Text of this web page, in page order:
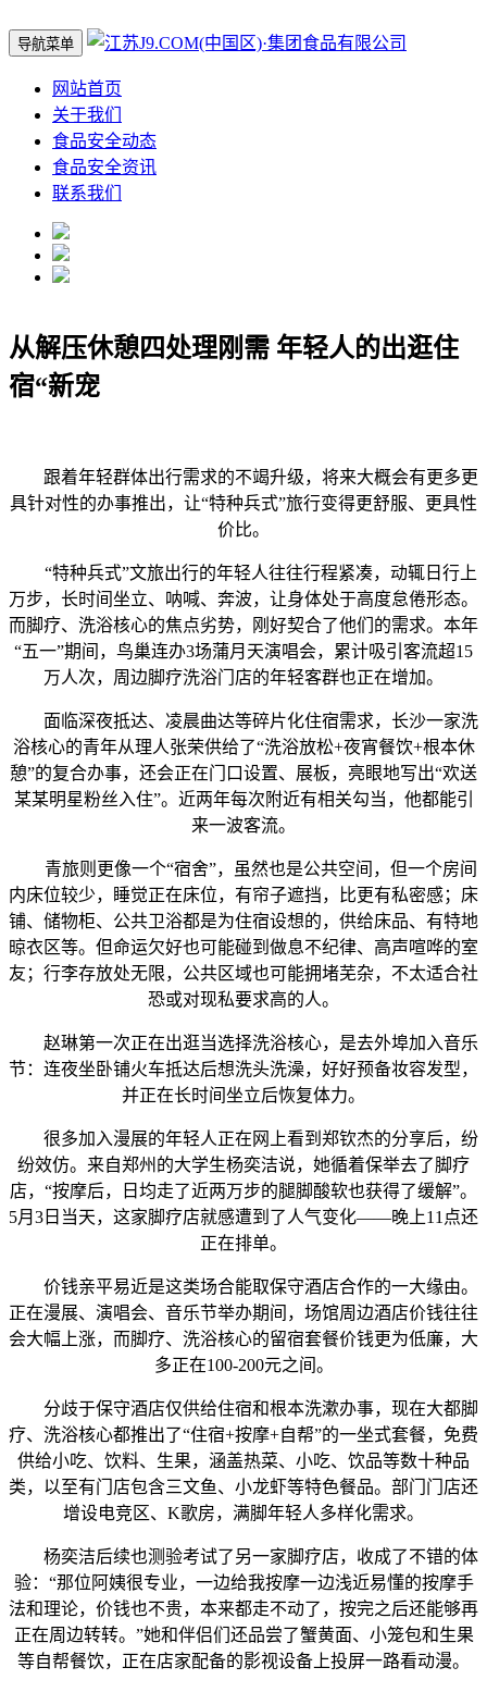
导航菜单
网站首页
关于我们
食品安全动态
食品安全资讯
联系我们
从解压休憩四处理刚需 年轻人的出逛住
宿“新宠
跟着年轻群体出行需求的不竭升级，将来大概会有更多更
具针对性的办事推出，让“特种兵式”旅行变得更舒服、更具性
价比。
“特种兵式”文旅出行的年轻人往往行程紧凑，动辄日行上
万步，长时间坐立、呐喊、奔波，让身体处于高度怠倦形态。
而脚疗、洗浴核心的焦点劣势，刚好契合了他们的需求。本年
“五一”期间，鸟巢连办3场蒲月天演唱会，累计吸引客流超15
万人次，周边脚疗洗浴门店的年轻客群也正在增加。
面临深夜抵达、凌晨曲达等碎片化住宿需求，长沙一家洗
浴核心的青年从理人张荣供给了“洗浴放松+夜宵餐饮+根本休
憩”的复合办事，还会正在门口设置、展板，亮眼地写出“欢送
某某明星粉丝入住”。近两年每次附近有相关勾当，他都能引
来一波客流。
青旅则更像一个“宿舍”，虽然也是公共空间，但一个房间
内床位较少，睡觉正在床位，有帘子遮挡，比更有私密感；床
铺、储物柜、公共卫浴都是为住宿设想的，供给床品、有特地
晾衣区等。但命运欠好也可能碰到做息不纪律、高声喧哗的室
友；行李存放处无限，公共区域也可能拥堵芜杂，不太适合社
恐或对现私要求高的人。
赵琳第一次正在出逛当选择洗浴核心，是去外埠加入音乐
节：连夜坐卧铺火车抵达后想洗头洗澡，好好预备妆容发型，
并正在长时间坐立后恢复体力。
很多加入漫展的年轻人正在网上看到郑钦杰的分享后，纷
纷效仿。来自郑州的大学生杨奕洁说，她循着保举去了脚疗
店，“按摩后，日均走了近两万步的腿脚酸软也获得了缓解”。
5月3日当天，这家脚疗店就感遭到了人气变化——晚上11点还
正在排单。
价钱亲平易近是这类场合能取保守酒店合作的一大缘由。
正在漫展、演唱会、音乐节举办期间，场馆周边酒店价钱往往
会大幅上涨，而脚疗、洗浴核心的留宿套餐价钱更为低廉，大
多正在100-200元之间。
分歧于保守酒店仅供给住宿和根本洗漱办事，现在大都脚
疗、洗浴核心都推出了“住宿+按摩+自帮”的一坐式套餐，免费
供给小吃、饮料、生果，涵盖热菜、小吃、饮品等数十种品
类，以至有门店包含三文鱼、小龙虾等特色餐品。部门门店还
增设电竞区、K歌房，满脚年轻人多样化需求。
杨奕洁后续也测验考试了另一家脚疗店，收成了不错的体
验：“那位阿姨很专业，一边给我按摩一边浅近易懂的按摩手
法和理论，价钱也不贵，本来都走不动了，按完之后还能够再
正在周边转转。”她和伴侣们还品尝了蟹黄面、小笼包和生果
等自帮餐饮，正在店家配备的影视设备上投屏一路看动漫。